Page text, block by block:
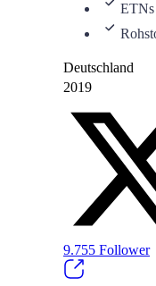
ETNs
Deutschland
2019
9.755 Follower